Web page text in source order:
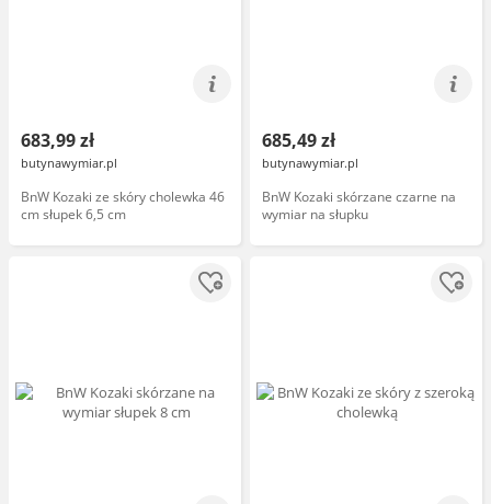
683,99 zł
butynawymiar.pl
BnW Kozaki ze skóry cholewka 46
cm słupek 6,5 cm
685,49 zł
butynawymiar.pl
BnW Kozaki skórzane czarne na
wymiar na słupku